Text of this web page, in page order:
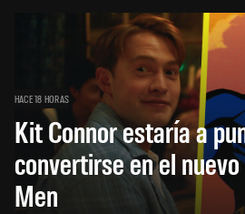
HACE 18 HORAS
Kit Connor estaría a
convertirse en el
Men